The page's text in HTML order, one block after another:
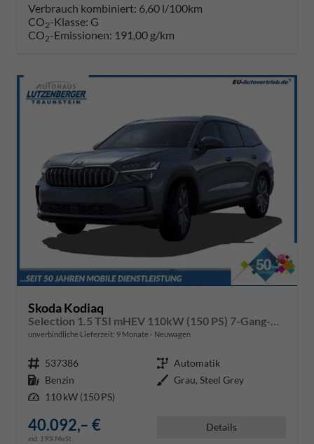
Verbrauch kombiniert: 6,60 l/100km
CO2-Klasse: G
CO2-Emissionen: 191,00 g/km
Skoda Kodiaq
unverbindliche Lieferzeit: 9 Monate Neuwagen
Fahrzeugnr. 537386 Getriebe Automatik
Kraftstoff Benzin Außenfarbe Grau, Steel Grey
Leistung 110 kW (150 PS)
40.092,– €
incl. 19% MwSt.
Details